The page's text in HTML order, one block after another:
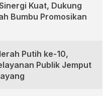
Kuat, Dukung
Bumbu Promosikan
Putih ke-10,
Publik Jemput